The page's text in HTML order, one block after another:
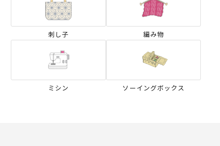
刺し子 編み物
ミシン ソーイングボックス